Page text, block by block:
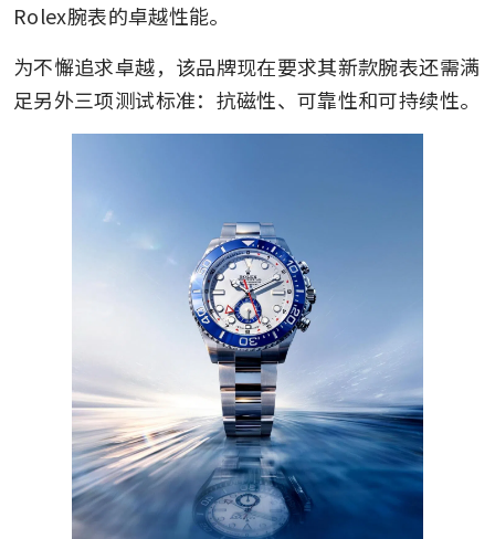
Rolex腕表的卓越性能。
为不懈追求卓越，该品牌现在要求其新款腕表还需满
足另外三项测试标准：抗磁性、可靠性和可持续性。